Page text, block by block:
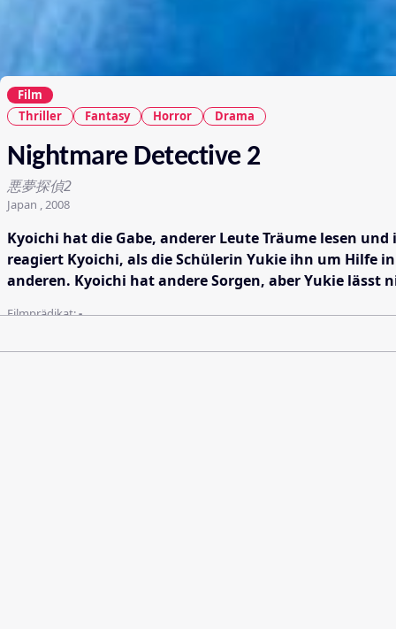
Film
Thriller
Fantasy Horror Drama
Nightmare Detective 2
悪夢探偵2
Japan , 2008
Kyoichi hat die Gabe, anderer Leute Träume lesen
reagiert Kyoichi, als die Schülerin Yukie ihn um Hilfe
anderen. Kyoichi hat andere Sorgen, aber Yukie lässt
Filmprädikat:-